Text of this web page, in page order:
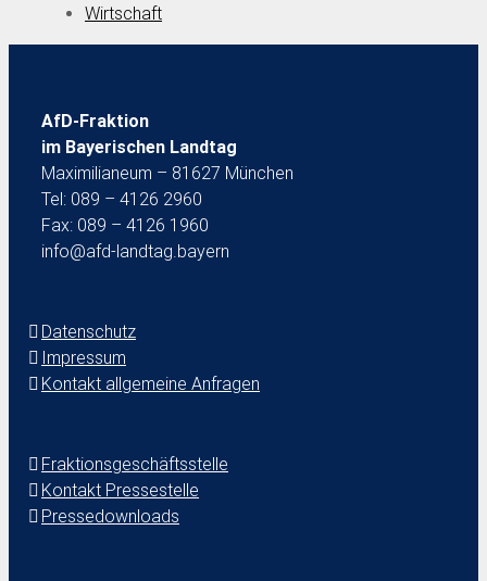
Wirtschaft
AfD-Fraktion
im Bayerischen Landtag
Maximilianeum – 81627 München
Tel: 089 – 4126 2960
Fax: 089 – 4126 1960
info@afd-landtag.bayern
Datenschutz
Impressum
Kontakt allgemeine Anfragen
Fraktionsgeschäftsstelle
Kontakt Pressestelle
Pressedownloads